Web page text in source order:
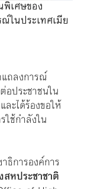
เศษของ
ในประเทศเมีย
ถลงการณ์
อประชาชนใน
ะได้ร้องขอให้
ช้กำลังใน
ธิการองค์การ
หประชาชาติ